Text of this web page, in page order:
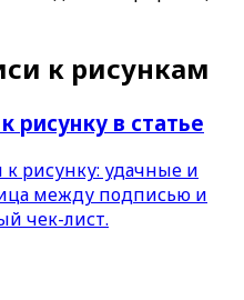
к рисункам
рисунку в статье
к рисунку: удачные и
между подписью и
чек-лист.